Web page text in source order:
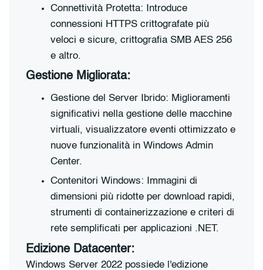
Connettività Protetta: Introduce
connessioni HTTPS crittografate più
veloci e sicure, crittografia SMB AES 256
e altro.
Gestione Migliorata:
Gestione del Server Ibrido: Miglioramenti
significativi nella gestione delle macchine
virtuali, visualizzatore eventi ottimizzato e
nuove funzionalità in Windows Admin
Center.
Contenitori Windows: Immagini di
dimensioni più ridotte per download rapidi,
strumenti di containerizzazione e criteri di
rete semplificati per applicazioni .NET.
Edizione Datacenter:
Windows Server 2022 possiede l'edizione